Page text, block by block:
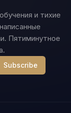
и тихие
Пятиминутное
Subscribe